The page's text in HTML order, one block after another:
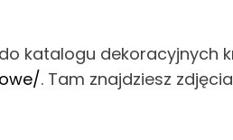
katalogu dekoracyjnych
. Tam znajdziesz